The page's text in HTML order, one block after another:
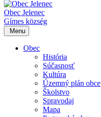
Obec Jelenec
Gímes község
Menu
Obec
História
Súčasnosť
Kultúra
Územný plán obce
Školstvo
Spravodaj
Mapa